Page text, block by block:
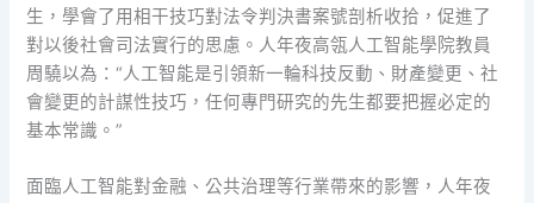
生，學會了用相干技巧對法令判決書案號剖析收拾，促進了
對以後社會司法實行的思慮。人年夜高瓴人工智能學院教員
周驍以為：“人工智能是引領新一輪科技反動、財產變更、社
會變更的計謀性技巧，任何專門研究的先生都要把握必定的
基本常識。”
面臨人工智能對金融、公共治理等行業帶來的影響，人年夜